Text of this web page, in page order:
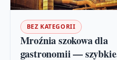
BEZ KATEGORII
Mroźnia szokowa dla
gastronomii — szybkie